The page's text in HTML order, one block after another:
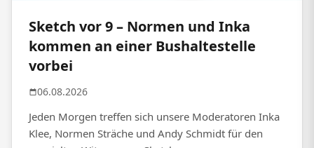
Sketch vor 9 – Normen und Inka
kommen an einer Bushaltestelle
vorbei
06.08.2026
Jeden Morgen treffen sich unsere Moderatoren Inka
Klee, Normen Sträche und Andy Schmidt für den